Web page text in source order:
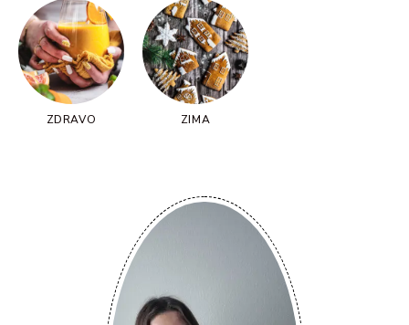
ZDRAVO ZIMA